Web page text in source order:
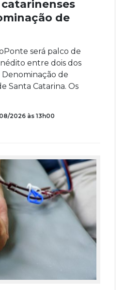
de
será palco de
entre dois dos
de
Santa Catarina. Os
2026 às 13h00